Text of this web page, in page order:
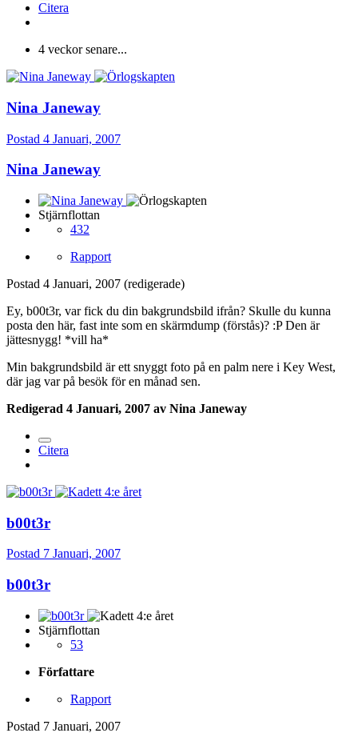
Citera
4 veckor senare...
Nina Janeway
Postad 4 Januari, 2007
Nina Janeway
Stjärnflottan
432
Rapport
Postad 4 Januari, 2007 (redigerade)
Ey, b00t3r, var fick du din bakgrundsbild ifrån? Skulle du kunna
posta den här, fast inte som en skärmdump (förstås)? :P Den är
jättesnygg! *vill ha*
Min bakgrundsbild är ett snyggt foto på en palm nere i Key West,
där jag var på besök för en månad sen.
Redigerad 4 Januari, 2007 av Nina Janeway
Citera
b00t3r
Postad 7 Januari, 2007
b00t3r
Stjärnflottan
53
Författare
Rapport
Postad 7 Januari, 2007